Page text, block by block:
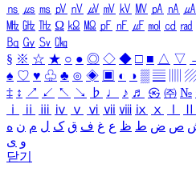
㎱ ㎲ ㎳ ㎴ ㎵ ㎶ ㎷ ㎸ ㎹ ㎀ ㎁ ㎂
㎒ ㎓ ㎔ Ω ㏀ ㏁ ㎊ ㎋ ㎌ ㏖ ㏅ ㎭
㏃ ㏉ ㏜ ㏆
§ ※ ☆ ★ ○ ● ◎ ◇ ◆ □ ■ △ ▽
♠ ♡ ♥ ♧ ♣ ⊙ ◈ ▣ ◐ ◑ ▒ ▤
‡ ↕ ↗ ↙ ↖ ↘ ♭ ♩ ♪ ♬ ㉿ ㈜ №
ⅰ
ⅱ ⅲ ⅳ ⅴ ⅵ ⅶ ⅷ ⅸ ⅹ
ص ض ط ظ ع غ ف ق ک ل م ن ه
و ی
닫기